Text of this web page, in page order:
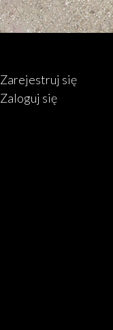
Zarejestruj się
Zaloguj się